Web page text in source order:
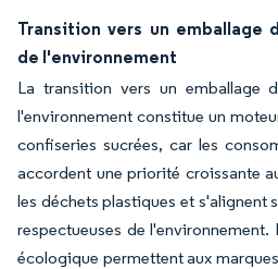
Transition vers un emballage
de l'environnement
La transition vers un emballage
l'environnement constitue un
confiseries sucrées, car les
accordent une priorité croissante
les déchets plastiques et s'alignent
respectueuses de l'environnement.
écologique permettent aux